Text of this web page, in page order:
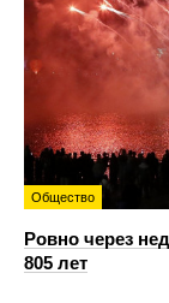
Общество
Ровно через
805 лет